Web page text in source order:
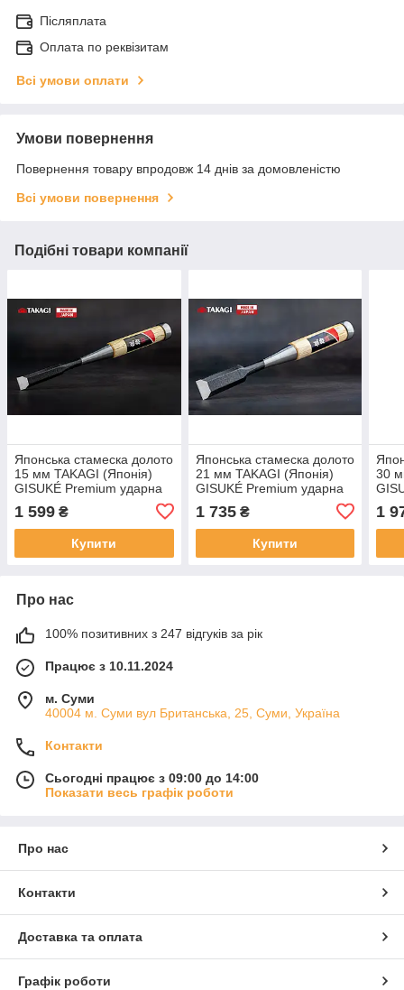
Післяплата
Оплата по реквізитам
Всі умови оплати
Умови повернення
Повернення товару впродовж 14 днів за домовленістю
Всі умови повернення
Подібні товари компанії
Японська стамеска долото
15 мм TAKAGI (Японія)
GISUKÉ Premium ударна
1 599 ₴
Купити
Японська стамеска долото
21 мм TAKAGI (Японія)
GISUKÉ Premium ударна
1 735₴
Купити
30
1
Про нас
100% позитивних з 247 відгуків за рік
Працює з 10.11.2024
м. Суми
40004 м. Суми вул Британська, 25, Суми, Україна
Контакти
Сьогодні працює з 09:00 до 14:00
Показати весь графік роботи
Про нас
Контакти
Доставка та оплата
Графік роботи